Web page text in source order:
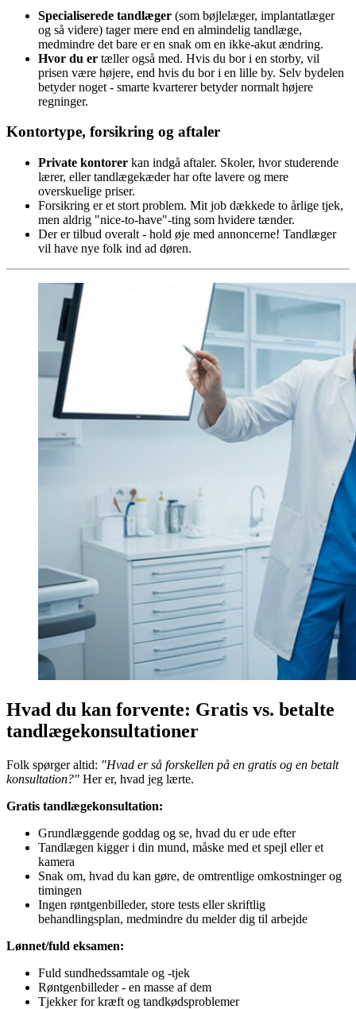
Specialiserede tandlæger (som bøjlelæger, implantatlæger
og så videre) tager mere end en almindelig tandlæge,
medmindre det bare er en snak om en ikke-akut ændring.
Hvor du er tæller også med. Hvis du bor i en storby, vil
prisen være højere, end hvis du bor i en lille by. Selv bydelen
betyder noget - smarte kvarterer betyder normalt højere
regninger.
Kontortype, forsikring og aftaler
Private kontorer kan indgå aftaler. Skoler, hvor studerende
lærer, eller tandlægekæder har ofte lavere og mere
overskuelige priser.
Forsikring er et stort problem. Mit job dækkede to årlige tjek,
men aldrig "nice-to-have"-ting som hvidere tænder.
Der er tilbud overalt - hold øje med annoncerne! Tandlæger
vil have nye folk ind ad døren.
Hvad du kan forvente: Gratis vs. betalte
tandlægekonsultationer
Folk spørger altid: "Hvad er så forskellen på en gratis og en betalt
konsultation?" Her er, hvad jeg lærte.
Gratis tandlægekonsultation:
Grundlæggende goddag og se, hvad du er ude efter
Tandlægen kigger i din mund, måske med et spejl eller et
kamera
Snak om, hvad du kan gøre, de omtrentlige omkostninger og
timingen
Ingen røntgenbilleder, store tests eller skriftlig
behandlingsplan, medmindre du melder dig til arbejde
Lønnet/fuld eksamen:
Fuld sundhedssamtale og -tjek
Røntgenbilleder - en masse af dem
Tjekker for kræft og tandkødsproblemer